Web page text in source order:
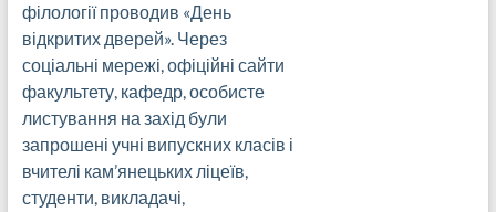
філології проводив «День
відкритих дверей». Через
соціальні мережі, офіційні сайти
факультету, кафедр, особисте
листування на захід були
запрошені учні випускних класів і
вчителі кам’янецьких ліцеїв,
студенти, викладачі,